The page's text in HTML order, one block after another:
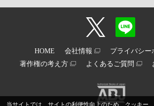
当サイトでは、サイトの利便性向上のため、クッキー
HOME 会社情報
プライバシー
著作権の考え方
よくあるご質問